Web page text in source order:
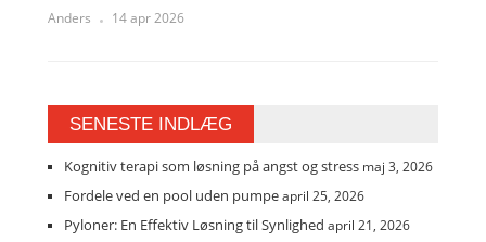
Anders 14 apr 2026
SENESTE INDLÆG
Kognitiv terapi som løsning på angst og stress maj 3, 2026
Fordele ved en pool uden pumpeapril 25, 2026
Pyloner: En Effektiv Løsning til Synlighed april 21, 2026